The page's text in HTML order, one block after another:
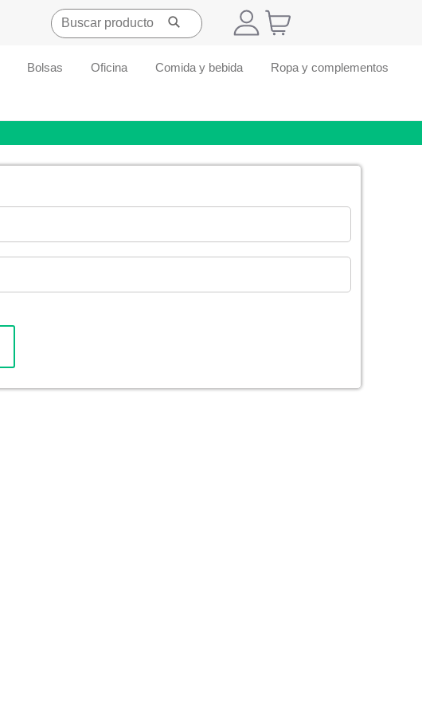
Bolsas Oficina Comida y bebida Ropa y complementos